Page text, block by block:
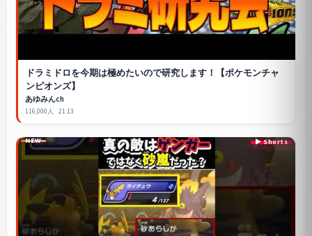
ドラミドロを今期は極めたいので研究します！【ポケモンチャ
ンピオンズ】
あゆみんch
116,000人 21:13
NEW